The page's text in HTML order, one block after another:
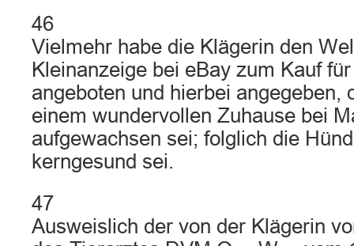
46
Vielmehr habe die Klägerin den
Kleinanzeige bei eBay zum Kauf
angeboten und hierbei angegeben,
einem wundervollen Zuhause bei
aufgewachsen sei; folglich die
kerngesund sei.
47
Ausweislich der von der Klägerin